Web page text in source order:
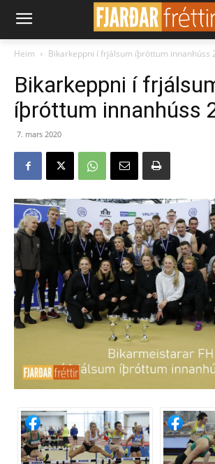
Heim Bikarkeppni í frjálsum íþróttum innanhúss
Bikarkeppni í
íþróttum innanhúss
7. mars 2020